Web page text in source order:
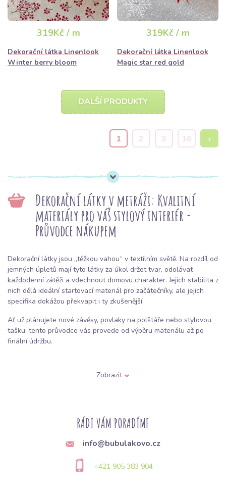
319Kč / m
Dekorační látka Linenlook
Winter berry bloom
319Kč / m
Dekorační látka Linenlook
Magic star red gold
DALŠÍ PRODUKTY
1 2 3 16 ›
Dekorační látky v metráži: Kvalitní
materiály pro váš stylový interiér -
Průvodce nákupem
Dekorační látky jsou „těžkou vahou“ v textilním světě. Na rozdíl od
jemných úpletů mají tyto látky za úkol držet tvar, odolávat
každodenní zátěži a vdechnout domovu charakter. Jejich stabilita z
nich dělá ideální startovací materiál pro začátečníky, ale jejich
specifika dokážou překvapit i ty zkušenější.
Ať už plánujete nové závěsy, povlaky na polštáře nebo stylovou
tašku, tento průvodce vás provede od výběru materiálu až po
finální údržbu.
1. Typy dekoračních látek: Co si
vzorem, ale zejména strukturou tkaní:
vazbou. Je to „pracovní kůň“ mezi látkami. Ideální na batohy,
tašky, ale i pevnější závěsy či ubrusy, které musí něco vydržet.
Zobrazit
RÁDI VÁM PORADÍME
info@bubulakovo.cz
+421 905 383 904